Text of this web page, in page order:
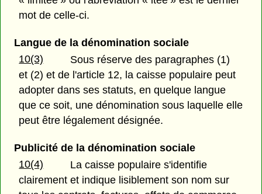
mot de celle-ci.
Langue de la dénomination sociale
10(3)
Sous réserve des paragraphes (1)
et (2) et de l'article 12, la caisse populaire peut
adopter dans ses statuts, en quelque langue
que ce soit, une dénomination sous laquelle elle
peut être légalement désignée.
Publicité de la dénomination sociale
10(4)
La caisse populaire s'identifie
clairement et indique lisiblement son nom sur